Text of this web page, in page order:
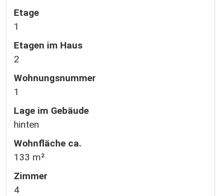
Etage
1
Etagen im Haus
2
Wohnungsnummer
1
Lage im Gebäude
hinten
Wohnfläche ca.
133 m²
Zimmer
4